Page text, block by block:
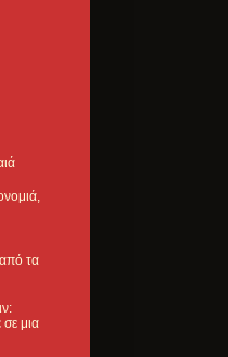
τα
μια